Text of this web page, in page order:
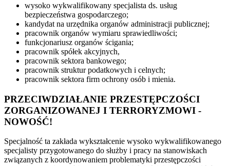
wysoko wykwalifikowany specjalista ds. usług
bezpieczeństwa gospodarczego;
kandydat na urzędnika organów administracji publicznej;
pracownik organów wymiaru sprawiedliwości;
funkcjonariusz organów ścigania;
pracownik spółek akcyjnych,
pracownik sektora bankowego;
pracownik struktur podatkowych i celnych;
pracownik sektora firm ochrony osób i mienia.
PRZECIWDZIAŁANIE PRZESTĘPCZOŚCI
ZORGANIZOWANEJ I TERRORYZMOWI -
NOWOŚĆ!
Specjalność ta zakłada wykształcenie wysoko wykwalifikowanego
specjalisty przygotowanego do służby i pracy na stanowiskach
związanych z koordynowaniem problematyki przestępczości